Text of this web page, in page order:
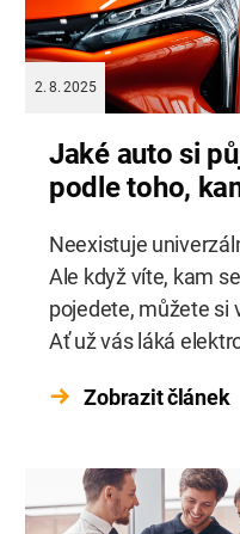
2. 8. 2025
Jaké auto si
podle toho,
Neexistuje
Ale když víte, kam
pojedete, můžete si
Ať už vás láká
volantem
městských
Zobrazit článek